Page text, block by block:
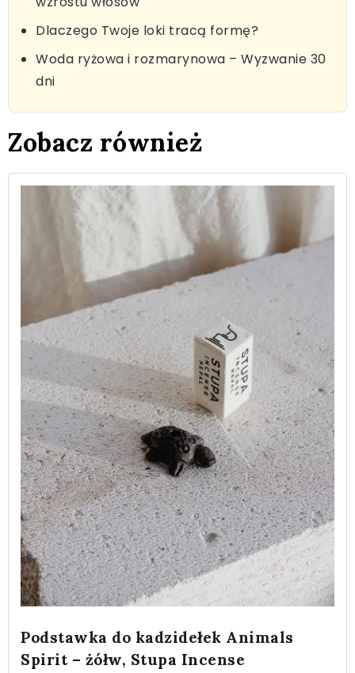
Dlaczego Twoje loki tracą formę?
Woda ryżowa i rozmarynowa – Wyzwanie 30
dni
Zobacz również
Podstawka do kadzidełek Animals
Spirit – żółw, Stupa Incense